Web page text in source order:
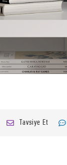
Tavsiye Et